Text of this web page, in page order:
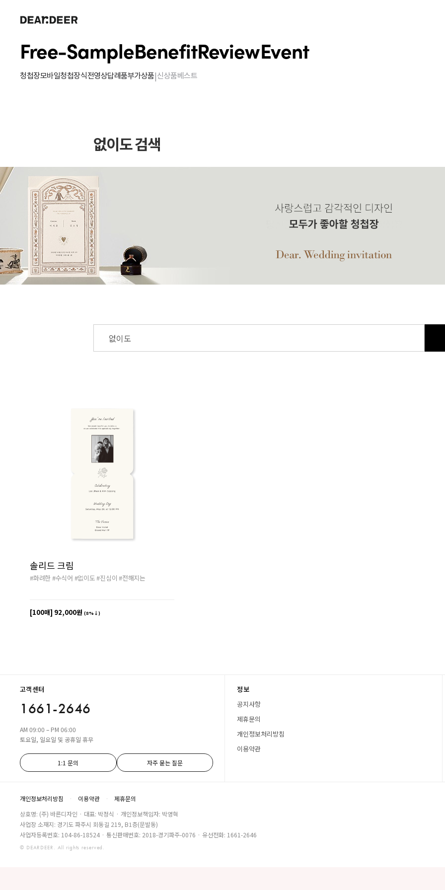
Free-SampleBenefitReviewEvent
청첩장모바일청첩장식전영상답례품부가상품|신상품베스트
없이도 검색
솔리드 크림
#화려한#수식어 #없이도#진심이 #전해지는
[100매] 92,000원 (8%↓)
고객센터
1661-2646
AM 09:00 – PM 06:00
토요일, 일요일 및 공휴일 휴무
1:1 문의 자주 묻는 질문
정보
공지사항
제휴문의
개인정보처리방침
이용약관
개인정보처리방침 · 이용약관 ·
제휴문의
상호명: (주) 바른디자인 · 대표: 박정식 · 개인정보책임자: 박영혁
사업장 소재지: 경기도 파주시 회동길 219, B1층(문발동)
사업자등록번호: 104-86-18524 · 통신판매번호: 2018-경기파주-0076 · 유선전화: 1661-2646
© DEARDEER. All rights reserved.